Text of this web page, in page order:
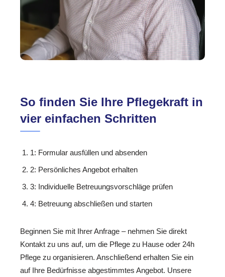
So finden Sie Ihre Pflegekraft in
vier einfachen Schritten
1: Formular ausfüllen und absenden
2: Persönliches Angebot erhalten
3: Individuelle Betreuungsvorschläge prüfen
4: Betreuung abschließen und starten
Beginnen Sie mit Ihrer Anfrage – nehmen Sie direkt
Kontakt zu uns auf, um die Pflege zu Hause oder 24h
Pflege zu organisieren. Anschließend erhalten Sie ein
auf Ihre Bedürfnisse abgestimmtes Angebot. Unsere